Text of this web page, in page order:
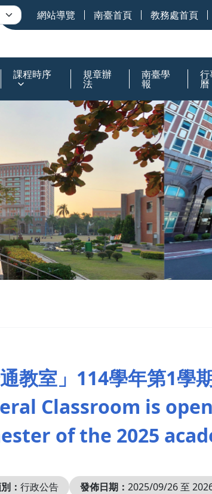
網站導覽 南臺首頁 教務處首頁
課程時序 規章辦
法
南臺學
報
行
曆
通教室」114學年第1學
Classroom is
of the 2025
： 行政公告 發佈日期： 2025/09/26 至